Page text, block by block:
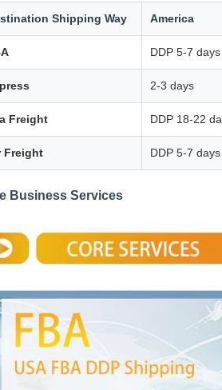
Shipping Way America
DDP 5-7 days
2-3 days
Freight DDP 18-22
Freight DDP 5-7 days
Business Services